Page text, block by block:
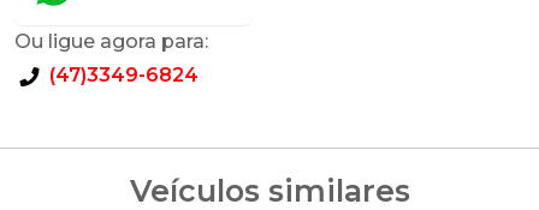
Ou ligue agora para:
(47)3349-6824
Veículos similares